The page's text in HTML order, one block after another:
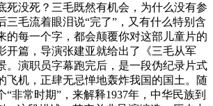
死没死？三毛既然有机会，为什么没有参
三毛流着眼泪说“完了”，又有什么特别含
的每一个字，都会颠覆你对这部儿童片的
开篇，导演张建亚就给出了《三毛从军
。演职员字幕跑完后，是一段伪纪录片式
飞机，正肆无忌惮地轰炸我国的国土。随
“非常时期”，来解释1937年，中华民族到